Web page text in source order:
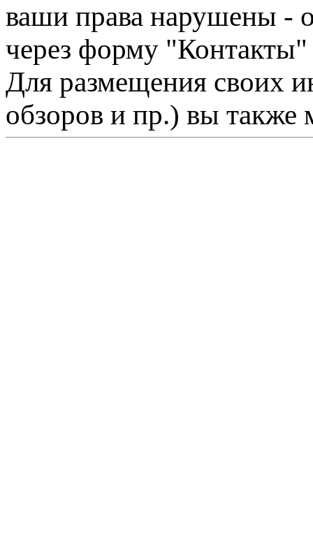
ваши права нарушены -
через форму "Контакты"
Для размещения своих
обзоров и пр.) вы также